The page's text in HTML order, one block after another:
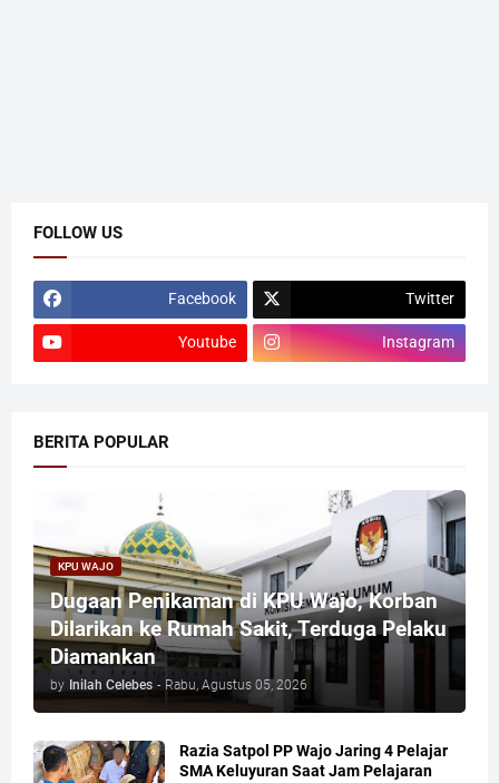
FOLLOW US
Facebook Twitter
Youtube Instagram
BERITA POPULAR
KPU WAJO
Dugaan Penikaman di KPU Wajo, Korban
Dilarikan ke Rumah Sakit, Terduga Pelaku
Diamankan
by Inilah Celebes - Rabu, Agustus 05, 2026
Razia Satpol PP Wajo Jaring 4 Pelajar
SMA Keluyuran Saat Jam Pelajaran